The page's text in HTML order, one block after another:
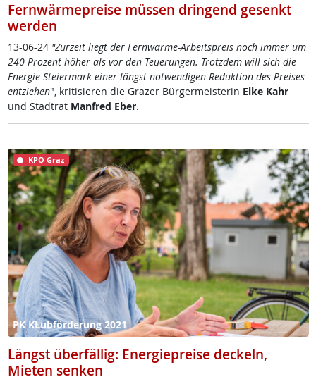
Fernwärmepreise müssen dringend gesenkt
werden
13-06-24 "Zur­zeit liegt der Fern­wär­me-Ar­beit­s­preis noch im­mer um
240 Pro­zent höh­er als vor den Teue­run­gen. Trotz­dem will sich die
En­er­gie Stei­er­mark ei­ner längst not­wen­di­gen Re­duk­ti­on des Prei­ses
ent­zie­hen", kri­ti­sie­ren die Gra­zer Bür­ger­meis­te­rin El­ke Kahr
und Stadt­rat Man­f­red Eber.
KPÖ Graz
PK KLubförderung 2021
Längst überfällig: Energiepreise deckeln,
Mieten senken